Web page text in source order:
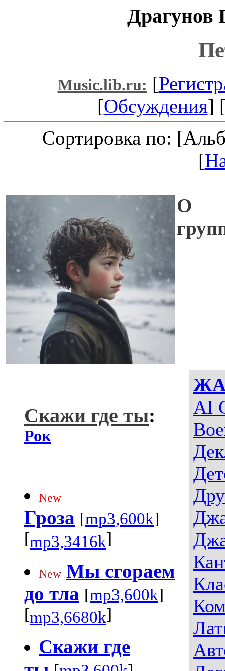
Драгунов
Music.lib.ru: [
[Обсуждения]
Сортировка по:
[
О
AI
Скажи где ты:
Рок
New
Гроза [mp3,600k]
[mp3,3416k]
New Мы сгораем
до тла [mp3,600k]
[mp3,6680k]
Скажи где